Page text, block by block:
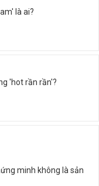
là ai?
'hot rần rần'?
minh không là sản